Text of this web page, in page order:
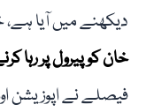
دیکھنے میں آیا
خان کو پیرول پر رہا
فیصلے نے اپوزیشن